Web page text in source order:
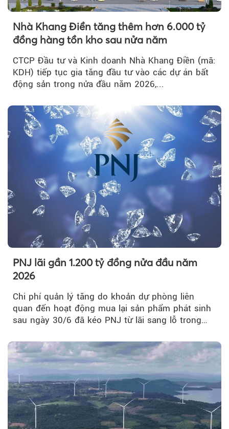
Nhà Khang Điền tăng thêm hơn 6.000 tỷ
đồng hàng tồn kho sau nửa năm
CTCP Đầu tư và Kinh doanh Nhà Khang Điền (mã:
KDH) tiếp tục gia tăng đầu tư vào các dự án bất
động sản trong nửa đầu năm 2026,...
PNJ lãi gần 1.200 tỷ đồng nửa đầu năm
2026
Chi phí quản lý tăng do khoản dự phòng liên
quan đến hoạt động mua lại sản phẩm phát sinh
sau ngày 30/6 đã kéo PNJ từ lãi sang lỗ trong